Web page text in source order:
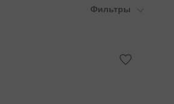
Formula 1, основателя
очень удачно
Фильтры